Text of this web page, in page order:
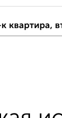
к квартира,